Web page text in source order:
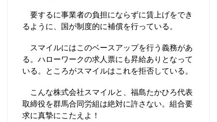
要するに事業者の負担にならずに賃上げをでき
るように、国が制度的に補償を行っている。
スマイルにはこのベースアップを行う義務があ
る。ハローワークの求人票にも昇給ありとなって
いる。ところがスマイルはこれを拒否している。
こんな株式会社スマイルと、福島たかひろ代表
取締役を群馬合同労組は絶対に許さない。組合要
求に真摯にこたえよ！